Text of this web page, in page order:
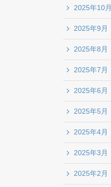
2025年10月
2025年9月
2025年8月
2025年7月
2025年6月
2025年5月
2025年4月
2025年3月
2025年2月